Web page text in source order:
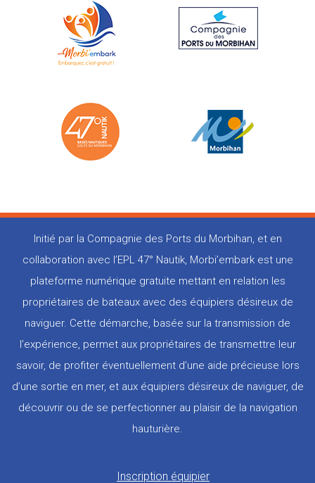
Initié par la Compagnie des Ports du Morbihan, et en
collaboration avec l’EPL 47° Nautik, Morbi’embark est une
plateforme numérique gratuite mettant en relation les
propriétaires de bateaux avec des équipiers désireux de
naviguer. Cette démarche, basée sur la transmission de
l’expérience, permet aux propriétaires de transmettre leur
savoir, de profiter éventuellement d’une aide précieuse lors
d’une sortie en mer, et aux équipiers désireux de naviguer, de
découvrir ou de se perfectionner au plaisir de la navigation
hauturière.
Inscription équipier